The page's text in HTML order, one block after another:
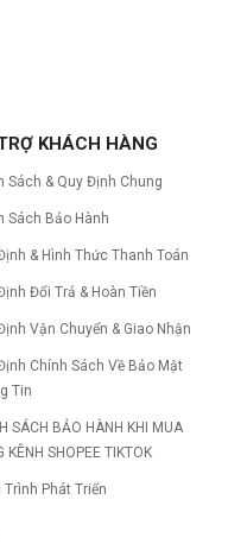
KHÁCH HÀNG
Sách & Quy Định Chung
Sách Bảo Hành
& Hình Thức Thanh Toán
Đổi Trả & Hoàn Tiền
Vận Chuyển & Giao Nhận
Chính Sách Về Bảo Mật
Tin
SÁCH BẢO HÀNH KHI MUA
KÊNH SHOPEE TIKTOK
Trình Phát Triển